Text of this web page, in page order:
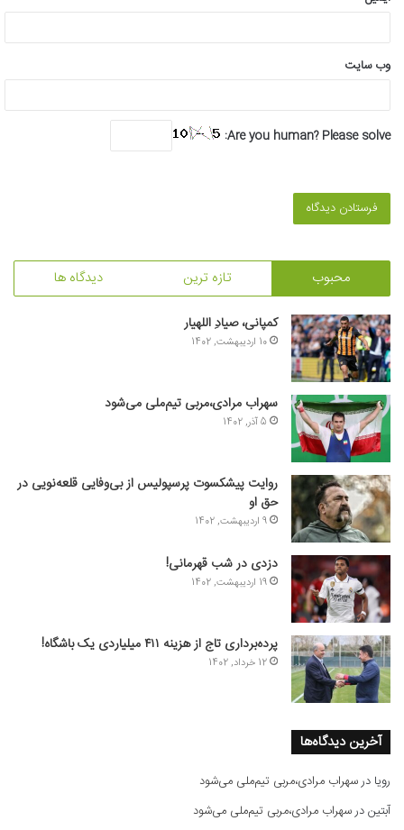
وب‌ سایت
Are you human? Please solve:
محبوب تازه ترین دیدگاه ها
کمپانی، صیادِ اللهیار
10 اردیبهشت, 1402
سهراب مرادی،مربی تیم‌ملی می‌شود
5 آذر, 1402
روایت پیشکسوت پرسپولیس از بی‌وفایی قلعه‌نویی در
حق او
9 اردیبهشت, 1402
دزدی در شب قهرمانی!
19 اردیبهشت, 1402
پرده‌برداری تاج از هزینه ۴۱۱ میلیاردی یک باشگاه!
12 خرداد, 1402
آخرین دیدگاه‌ها
رویا درسهراب مرادی،مربی تیم‌ملی می‌شود
آبتیندرسهراب مرادی،مربی تیم‌ملی می‌شود